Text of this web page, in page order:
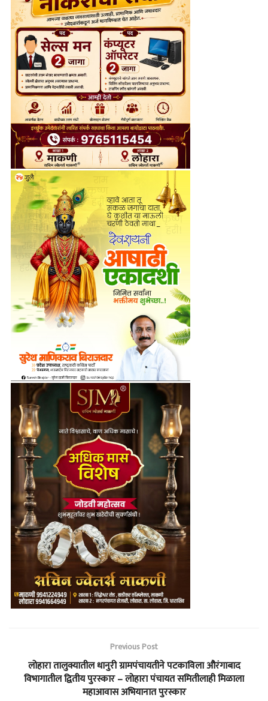
Previous Post
लोहारा तालुक्यातील धानुरी ग्रामपंचायतीने पटकाविला औरंगाबाद
विभागातील द्वितीय पुरस्कार – लोहारा पंचायत समितीलाही मिळाला
महाआवास अभियानात पुरस्कार